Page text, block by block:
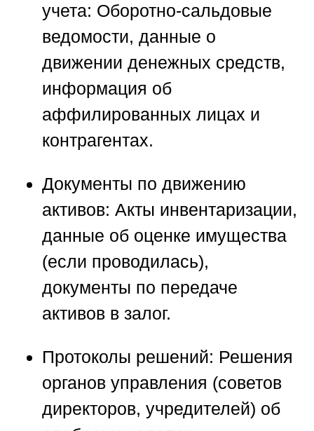
учета: Оборотно-сальдовые
ведомости, данные о
движении денежных средств,
информация об
аффилированных лицах и
контрагентах.
Документы по движению
активов: Акты инвентаризации,
данные об оценке имущества
(если проводилась),
документы по передаче
активов в залог.
Протоколы решений: Решения
органов управления (советов
директоров, учредителей) об